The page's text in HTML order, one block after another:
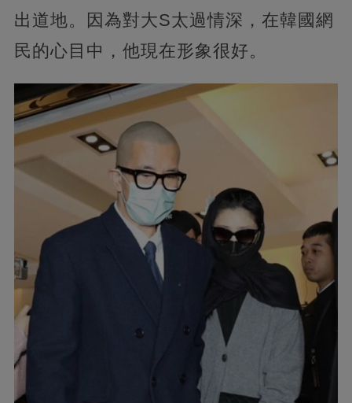
出道地。因為對大S太過情深，在韓國網
民的心目中，他現在形象很好。